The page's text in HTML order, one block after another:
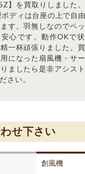
】を買取りしました
ディは台座の上で自
す。羽無しなのでペ
心です。動作OKで
一杯頑張りました。買
になった扇風機・サ
ましたら是非アシス
さい。
せ下さい
創風機